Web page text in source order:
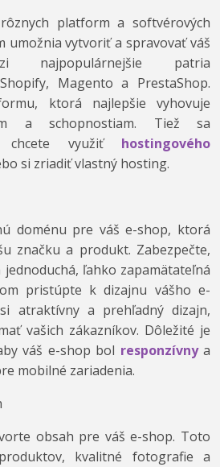
platform a softvérových
umožnia vytvoriť a spravovať váš
najpopulárnejšie patria
Magento a PrestaShop.
ktorá najlepšie vyhovuje
a schopnostiam. Tiež sa
chcete využiť hostingového
si zriadiť vlastný hosting.
doménu pre váš e-shop, ktorá
značku a produkt. Zabezpečte,
ľahko zapamätateľná
pristúpte k dizajnu vášho e-
atraktívny a prehľadný dizajn,
vašich zákazníkov. Dôležité je
váš e-shop bol responzívnya
mobilné zariadenia.
obsah pre váš e-shop. Toto
kvalitné fotografie a